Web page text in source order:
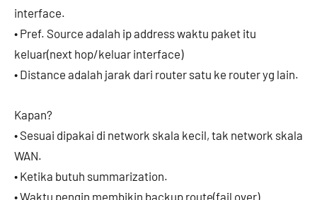
interface.
• Pref. Source adalah ip address waktu paket itu
keluar(next hop/keluar interface)
• Distance adalah jarak dari router satu ke router yg lain.
Kapan?
• Sesuai dipakai di network skala kecil, tak network skala
WAN.
• Ketika butuh summarization.
• Waktu pengin membikin backup route(fail over)